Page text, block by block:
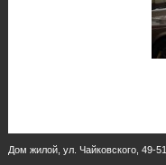
Дом жилой, ул. Чайковского, 49-51